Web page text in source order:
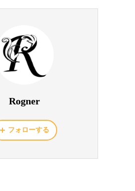
Rogner
フォローする